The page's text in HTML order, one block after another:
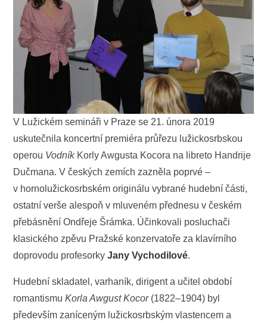
V Lužickém semináři v Praze se 21. února 2019
uskutečnila koncertní premiéra průřezu lužickosrbskou
operou VodníkKorly Awgusta Kocora na libreto Handrije
Dučmana. V českých zemích zazněla poprvé –
v hornolužickosrbském originálu vybrané hudební části,
ostatní verše alespoň v mluveném přednesu v českém
přebásnění Ondřeje Šrámka. Účinkovali posluchači
klasického zpěvu Pražské konzervatoře za klavírního
doprovodu profesorkyJany Vychodilové.
Hudební skladatel, varhaník, dirigent a učitel období
romantismuKorla Awgust Kocor(1822–1904) byl
především zaníceným lužickosrbským vlastencem a